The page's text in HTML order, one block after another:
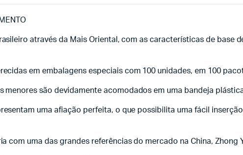
através da Mais Oriental, com as características de base
em embalagens especiais com 100 unidades, em 100
são devidamente acomodados em uma bandeja
uma afiação perfeita, o que possibilita uma fácil
com uma das grandes referências do mercado na China, Zhong